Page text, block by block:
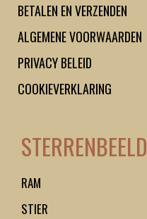
BETALEN EN VERZENDEN
ALGEMENE VOORWAARDEN
PRIVACY BELEID
COOKIEVERKLARING
RAM
STIER